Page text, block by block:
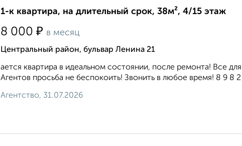
1-к квартира, на длительный срок, 38м², 4/15 этаж
8 000 ₽ в месяц
Центральный район, бульвар Ленина 21
ается квартира в идеальном состоянии, после ремонта! Все
Агентов просьба не беспокоить! Звонить в любое время! 8 9 8 2
Агентство, 31.07.2026